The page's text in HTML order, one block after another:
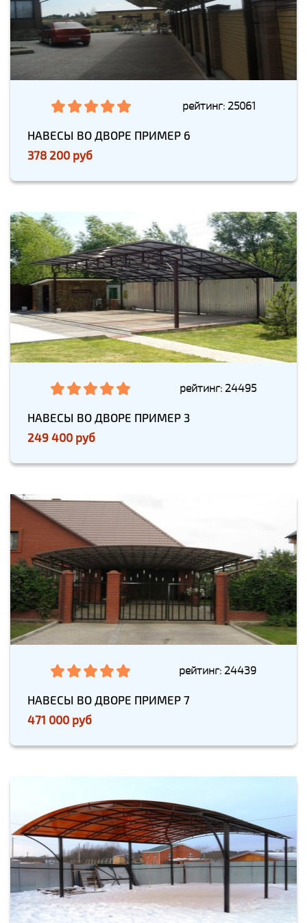
рейтинг: 25061
НАВЕСЫ ВО ДВОРЕ ПРИМЕР 6
378 200 руб
рейтинг: 24495
НАВЕСЫ ВО ДВОРЕ ПРИМЕР 3
249 400 руб
рейтинг: 24439
НАВЕСЫ ВО ДВОРЕ ПРИМЕР 7
471 000 руб